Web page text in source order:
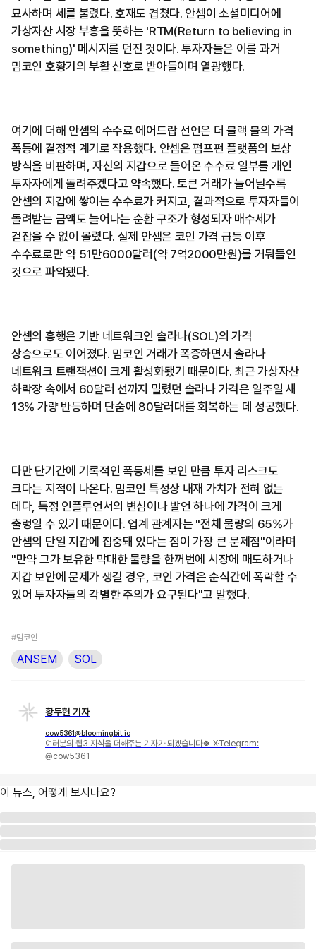
묘사하며 세를 불렸다. 호재도 겹쳤다. 안셈이 소셜미디어에
가상자산 시장 부흥을 뜻하는 'RTM(Return to believing in
something)' 메시지를 던진 것이다. 투자자들은 이를 과거
밈코인 호황기의 부활 신호로 받아들이며 열광했다.
여기에 더해 안셈의 수수료 에어드랍 선언은 더 블랙 불의 가격
폭등에 결정적 계기로 작용했다. 안셈은 펌프펀 플랫폼의 보상
방식을 비판하며, 자신의 지갑으로 들어온 수수료 일부를 개인
투자자에게 돌려주겠다고 약속했다. 토큰 거래가 늘어날수록
안셈의 지갑에 쌓이는 수수료가 커지고, 결과적으로 투자자들이
돌려받는 금액도 늘어나는 순환 구조가 형성되자 매수세가
걷잡을 수 없이 몰렸다. 실제 안셈은 코인 가격 급등 이후
수수료로만 약 51만6000달러(약 7억2000만원)를 거둬들인
것으로 파악됐다.
안셈의 흥행은 기반 네트워크인 솔라나(SOL)의 가격
상승으로도 이어졌다. 밈코인 거래가 폭증하면서 솔라나
네트워크 트랜잭션이 크게 활성화됐기 때문이다. 최근 가상자산
하락장 속에서 60달러 선까지 밀렸던 솔라나 가격은 일주일 새
13% 가량 반등하며 단숨에 80달러대를 회복하는 데 성공했다.
다만 단기간에 기록적인 폭등세를 보인 만큼 투자 리스크도
크다는 지적이 나온다. 밈코인 특성상 내재 가치가 전혀 없는
데다, 특정 인플루언서의 변심이나 발언 하나에 가격이 크게
출렁일 수 있기 때문이다. 업계 관계자는 "전체 물량의 65%가
안셈의 단일 지갑에 집중돼 있다는 점이 가장 큰 문제점"이라며
"만약 그가 보유한 막대한 물량을 한꺼번에 시장에 매도하거나
지갑 보안에 문제가 생길 경우, 코인 가격은 순식간에 폭락할 수
있어 투자자들의 각별한 주의가 요구된다"고 말했다.
#밈코인
ANSEM SOL
황두현 기자
cow5361@bloomingbit.io
여러분의 웹3 지식을 더해주는 기자가 되겠습니다🍀 X·Telegram:
@cow5361
이 뉴스, 어떻게 보시나요?